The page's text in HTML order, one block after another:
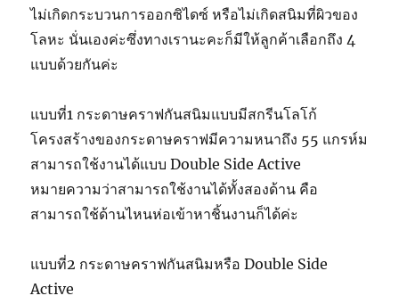
ไม่เกิดกระบวนการออกซิไดซ์ หรือไม่เกิดสนิมที่ผิวของ
โลหะ นั่นเองค่ะซึ่งทางเรานะคะก็มีให้ลูกค้าเลือกถึง 4
แบบด้วยกันค่ะ
แบบที่1 กระดาษคราฟกันสนิมแบบมีสกรีนโลโก้
โครงสร้างของกระดาษคราฟมีความหนาถึง 55 แกรห์ม
สามารถใช้งานได้แบบ Double Side Active
หมายความว่าสามารถใช้งานได้ทั้งสองด้าน คือ
สามารถใช้ด้านไหนห่อเข้าหาชิ้นงานก็ได้ค่ะ
แบบที่2 กระดาษคราฟกันสนิมหรือ Double Side
Active